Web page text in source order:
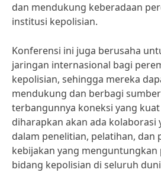
dan mendukung keberadaan
institusi kepolisian.
Konferensi ini juga berusaha
jaringan internasional bagi
kepolisian, sehingga mereka
mendukung dan berbagi
terbangunnya koneksi yang
diharapkan akan ada kolaborasi
dalam penelitian, pelatihan, dan
kebijakan yang menguntungkan
bidang kepolisian di seluruh